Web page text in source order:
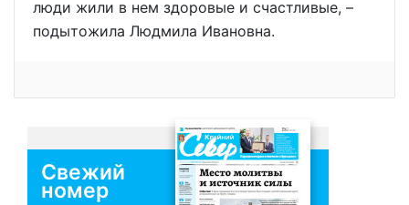
люди жили в нем здоровые и счастливые, –
подытожила Людмила Ивановна.
Свежий
номер